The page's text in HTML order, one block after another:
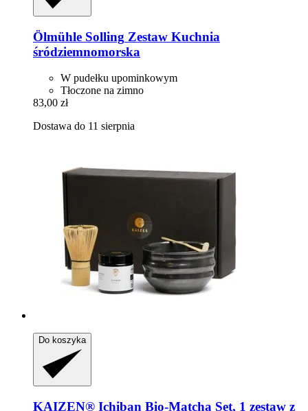
Ölmühle Solling Zestaw Kuchnia
śródziemnomorska
W pudełku upominkowym
Tłoczone na zimno
83,00 zł
Dostawa do 11 sierpnia
Do koszyka
KAIZEN® Ichiban Bio-​Matcha Set, 1 zestaw z